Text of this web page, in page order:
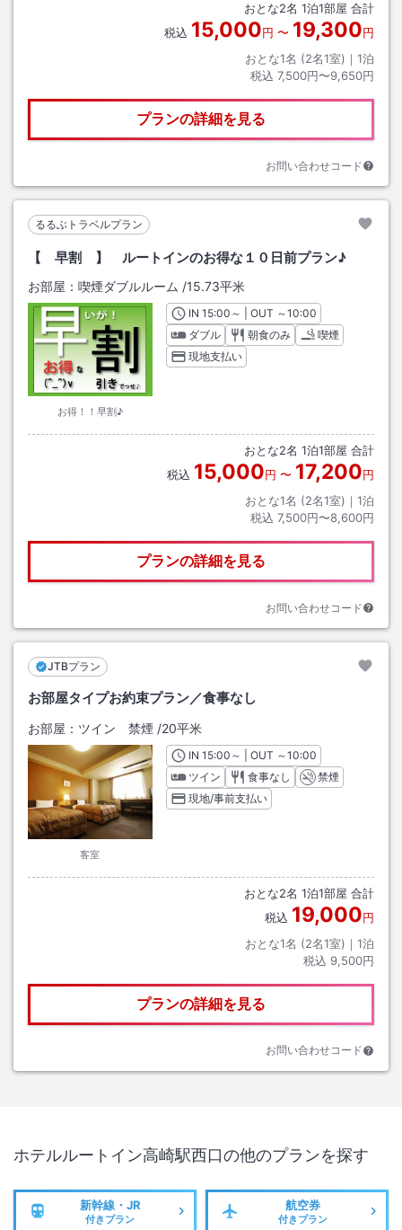
おとな2名 1泊1部屋 合計
税込 15,000円 〜 19,300円
おとな1名 (2名1室)｜ 1泊
税込 7,500円〜9,650円
プランの詳細を見る
お問い合わせコード
るるぶトラベルプラン
【 早割 】 ルートインのお得な１０日前プラン♪
お部屋： 喫煙ダブルルーム /15.73平米
お得！！早割♪
INチェックイン
15:00 ～ | OUT チェックアウト
～10:00
ダブル
朝食のみ
喫煙
現地支払い
おとな2名 1泊1部屋 合計
税込 15,000円 〜 17,200円
おとな1名 (2名1室)｜ 1泊
税込 7,500円〜8,600円
プランの詳細を見る
お問い合わせコード
JTBプラン
お部屋タイプお約束プラン／食事なし
お部屋： ツイン 禁煙 /20平米
客室
INチェックイン
15:00 ～ | OUT チェックアウト
～10:00
ツイン
食事なし
禁煙
現地/事前支払い
おとな2名 1泊1部屋 合計
税込 19,000円
おとな1名 (2名1室)｜ 1泊
税込 9,500円
プランの詳細を見る
お問い合わせコード
ホテルルートイン高崎駅西口の他のプランを探す
新幹線・JR
付きプラン
航空券
付きプラン